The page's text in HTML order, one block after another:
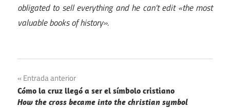
obligated to sell everything and he can’t edit «the most
valuable books of history».
Navegación
de
Entrada anterior
Cómo la cruz llegó a ser el símbolo cristiano
How the cross became into the christian symbol